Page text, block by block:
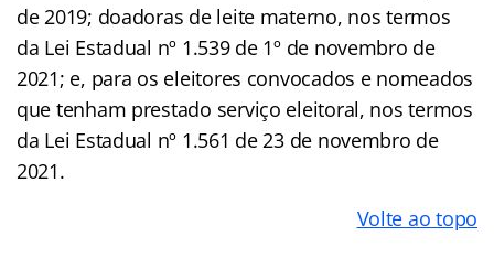
de 2019; doadoras de leite materno, nos termos
da Lei Estadual nº 1.539 de 1º de novembro de
2021; e, para os eleitores convocados e nomeados
que tenham prestado serviço eleitoral, nos termos
da Lei Estadual nº 1.561 de 23 de novembro de
2021.
Volte ao topo